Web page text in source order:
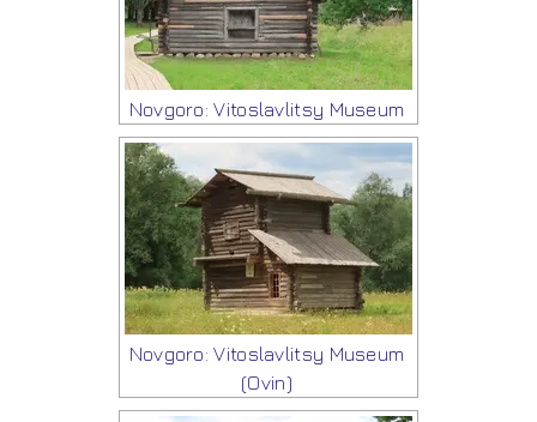
Novgoro: Vitoslavlitsy Museum
Novgoro: Vitoslavlitsy Museum
(Ovin)